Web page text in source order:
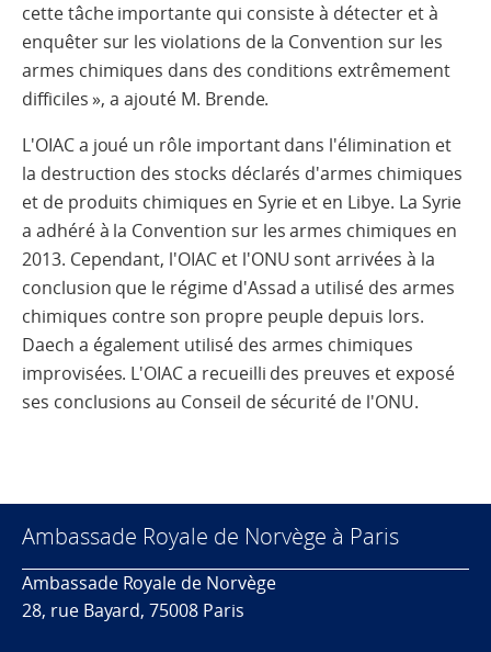
cette tâche importante qui consiste à détecter et à
enquêter sur les violations de la Convention sur les
armes chimiques dans des conditions extrêmement
difficiles », a ajouté M. Brende.
L'OIAC a joué un rôle important dans l'élimination et
la destruction des stocks déclarés d'armes chimiques
et de produits chimiques en Syrie et en Libye. La Syrie
a adhéré à la Convention sur les armes chimiques en
2013. Cependant, l'OIAC et l'ONU sont arrivées à la
conclusion que le régime d'Assad a utilisé des armes
chimiques contre son propre peuple depuis lors.
Daech a également utilisé des armes chimiques
improvisées. L'OIAC a recueilli des preuves et exposé
ses conclusions au Conseil de sécurité de l'ONU.
Ambassade Royale de Norvège à Paris
Ambassade Royale de Norvège
28, rue Bayard, 75008 Paris